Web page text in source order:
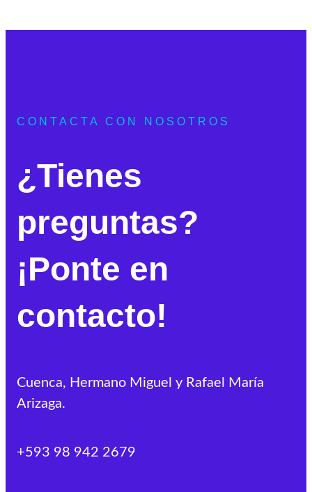
CONTACTA CON NOSOTROS
¿Tienes
preguntas?
¡Ponte en
contacto!
Cuenca, Hermano Miguel y Rafael María
Arizaga.
+593 98 942 2679